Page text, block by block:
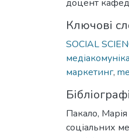
доцент
Ключові
SOCIAL
маркетинг,
Пакало,
соціальних